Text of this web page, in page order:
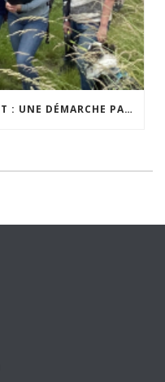
VISITE PARTAGÉE À WALCOURT : UNE DÉMARCHE PARTICIPATIVE ANIMÉE PAR ESPACE ENVIRONNEMENT